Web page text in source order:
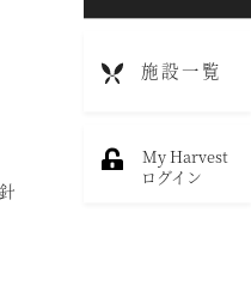
施設一覧
My Harvest
ログイン
myojindai